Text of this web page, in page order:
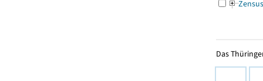
Zensus
Das